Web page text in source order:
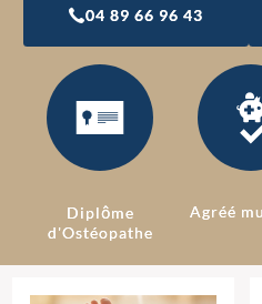
04 89 66 96 43
Diplôme
d'Ostéopathe
Agréé